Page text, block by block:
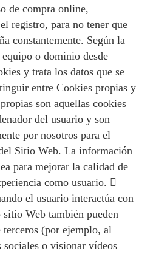
de compra online,
registro, para no tener que
constantemente. Según la
o dominio desde
y trata los datos que se
entre Cookies propias y
son aquellas cookies
del usuario y son
por nosotros para el
Sitio Web. La información
para mejorar la calidad de
como usuario. 
el usuario interactúa con
Web también pueden
terceros (por ejemplo, al
sociales o visionar vídeos